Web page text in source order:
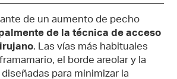
de un aumento de pecho
de la técnica de acceso
. Las vías más habituales
el borde areolar y la
para minimizar la